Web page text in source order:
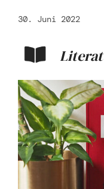
30. Juni 2022